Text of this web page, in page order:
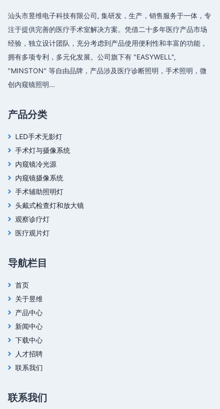
汕头市昱维电子科技有限公司, 集研发，生产，销售服务于一体，专
注于提供完善的医疗手术室解决方案。凭借二十多年医疗产品市场
经验，独立设计团队，充分考虑到产品使用便利性和丰富的功能，
拥有多项专利，多元化发展。公司旗下有 "EASYWELL",
"MINSTON" 等自由品牌，产品涉及医疗诊断照明，手术照明，微
创内窥镜照明...
产品分类
LED手术无影灯
手术灯与摄像系统
内窥镜冷光源
内窥镜摄像系统
手术辅助照明灯
头戴式检查灯和放大镜
观察诊疗灯
医疗观片灯
导航栏目
首页
关于昱维
产品中心
新闻中心
下载中心
人才招聘
联系我们
联系我们